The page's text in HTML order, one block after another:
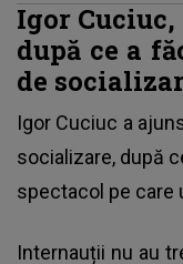
Igor
după ce a
de
Igor Cuciuc a
socializare, după
spectacol pe care
Internauții nu au